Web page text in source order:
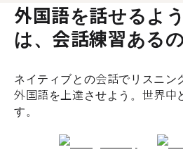
外国語を話せるよ
は、会話練習ある
ネイティブとの会話でリスニン
外国語を上達させよう。世界中
す。